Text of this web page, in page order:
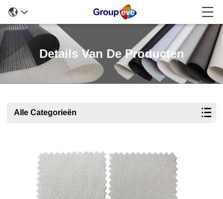
Details Van De Producten
Alle Categorieën